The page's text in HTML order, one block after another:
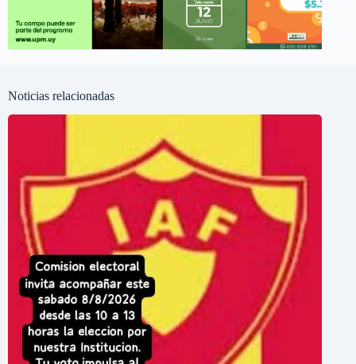
Noticias relacionadas